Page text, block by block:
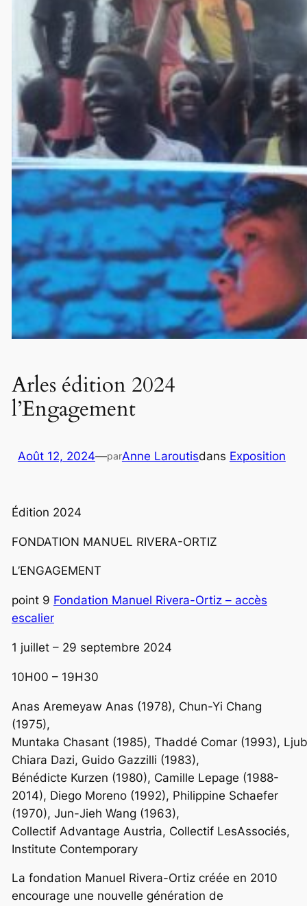
Arles édition 2024
l’Engagement
Août 12, 2024—parAnne Laroutisdans Exposition
Édition 2024
FONDATION MANUEL RIVERA-ORTIZ
L’ENGAGEMENT
point 9 Fondation Manuel Rivera-Ortiz – accès
escalier
1 juillet – 29 septembre 2024
10H00 – 19H30
Anas Aremeyaw Anas (1978), Chun-Yi Chang
(1975),
Muntaka Chasant (1985), Thaddé Comar (1993),
Chiara Dazi, Guido Gazzilli (1983),
Bénédicte Kurzen (1980), Camille Lepage (1988-
2014), Diego Moreno (1992), Philippine Schaefer
(1970), Jun-Jieh Wang (1963),
Collectif Advantage Austria, Collectif LesAssociés,
Institute Contemporary
La fondation Manuel Rivera-Ortiz créée en 2010
encourage une nouvelle génération de